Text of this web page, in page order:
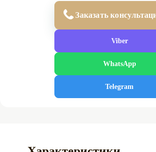
Заказать
Viber
WhatsApp
Telegram